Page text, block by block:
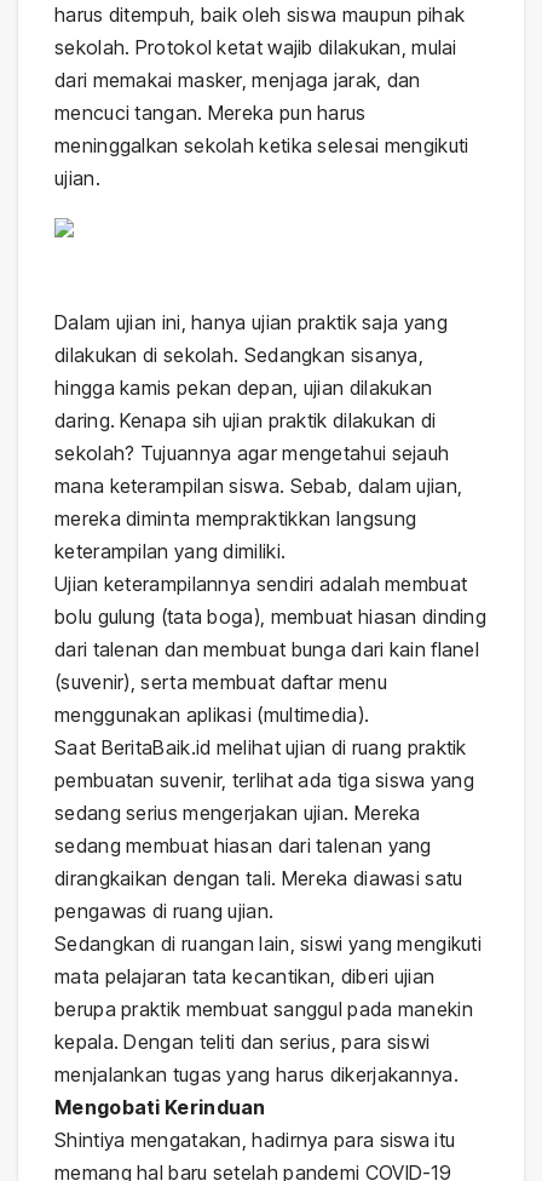
harus ditempuh, baik oleh siswa maupun pihak
sekolah. Protokol ketat wajib dilakukan, mulai
dari memakai masker, menjaga jarak, dan
mencuci tangan. Mereka pun harus
meninggalkan sekolah ketika selesai mengikuti
ujian.
Dalam ujian ini, hanya ujian praktik saja yang
dilakukan di sekolah. Sedangkan sisanya,
hingga kamis pekan depan, ujian dilakukan
daring. Kenapa sih ujian praktik dilakukan di
sekolah? Tujuannya agar mengetahui sejauh
mana keterampilan siswa. Sebab, dalam ujian,
mereka diminta mempraktikkan langsung
keterampilan yang dimiliki.
Ujian keterampilannya sendiri adalah membuat
bolu gulung (tata boga), membuat hiasan dinding
dari talenan dan membuat bunga dari kain flanel
(suvenir), serta membuat daftar menu
menggunakan aplikasi (multimedia).
Saat BeritaBaik.id melihat ujian di ruang praktik
pembuatan suvenir, terlihat ada tiga siswa yang
sedang serius mengerjakan ujian. Mereka
sedang membuat hiasan dari talenan yang
dirangkaikan dengan tali. Mereka diawasi satu
pengawas di ruang ujian.
Sedangkan di ruangan lain, siswi yang mengikuti
mata pelajaran tata kecantikan, diberi ujian
berupa praktik membuat sanggul pada manekin
kepala. Dengan teliti dan serius, para siswi
menjalankan tugas yang harus dikerjakannya.
Mengobati Kerinduan
Shintiya mengatakan, hadirnya para siswa itu
memang hal baru setelah pandemi COVID-19